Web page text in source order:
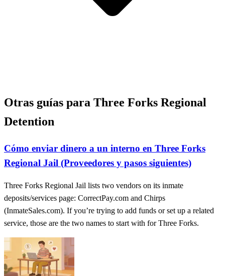
Otras guías para Three Forks Regional
Detention
Cómo enviar dinero a un interno en Three Forks
Regional Jail (Proveedores y pasos siguientes)
Three Forks Regional Jail lists two vendors on its inmate
deposits/services page: CorrectPay.com and Chirps
(InmateSales.com). If you’re trying to add funds or set up a related
service, those are the two names to start with for Three Forks.